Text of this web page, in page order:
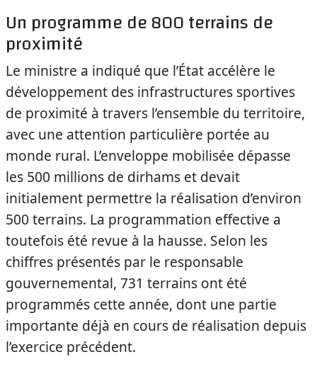
Un programme de 800 terrains de
proximité
Le ministre a indiqué que l’État accélère le
développement des infrastructures sportives
de proximité à travers l’ensemble du territoire,
avec une attention particulière portée au
monde rural. L’enveloppe mobilisée dépasse
les 500 millions de dirhams et devait
initialement permettre la réalisation d’environ
500 terrains. La programmation effective a
toutefois été revue à la hausse. Selon les
chiffres présentés par le responsable
gouvernemental, 731 terrains ont été
programmés cette année, dont une partie
importante déjà en cours de réalisation depuis
l’exercice précédent.